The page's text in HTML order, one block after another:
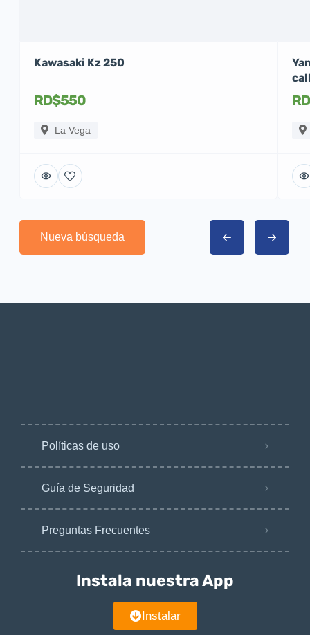
Kawasaki Kz 250
RD$550
La Vega
Nueva búsqueda
Políticas de uso
Guía de Seguridad
Preguntas Frecuentes
Instala nuestra App
Instalar